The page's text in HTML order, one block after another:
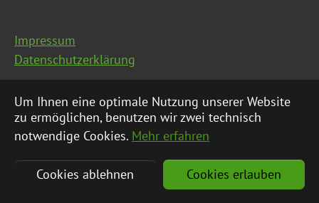
Um Ihnen eine optimale Nutzung unserer Website
zu ermöglichen, benutzen wir zwei technisch
notwendige Cookies. Mehr erfahren
Cookies ablehnen Cookies erlauben
Impressum
Datenschutzerklärung
© 2026 Deutscher Evangelischer Frauenbund e.V.|
Eine Webseite vonWerner Groß